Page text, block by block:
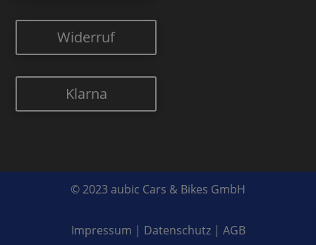
Widerruf
Klarna
© 2023 aubic Cars & Bikes GmbH
Impressum | Datenschutz| AGB